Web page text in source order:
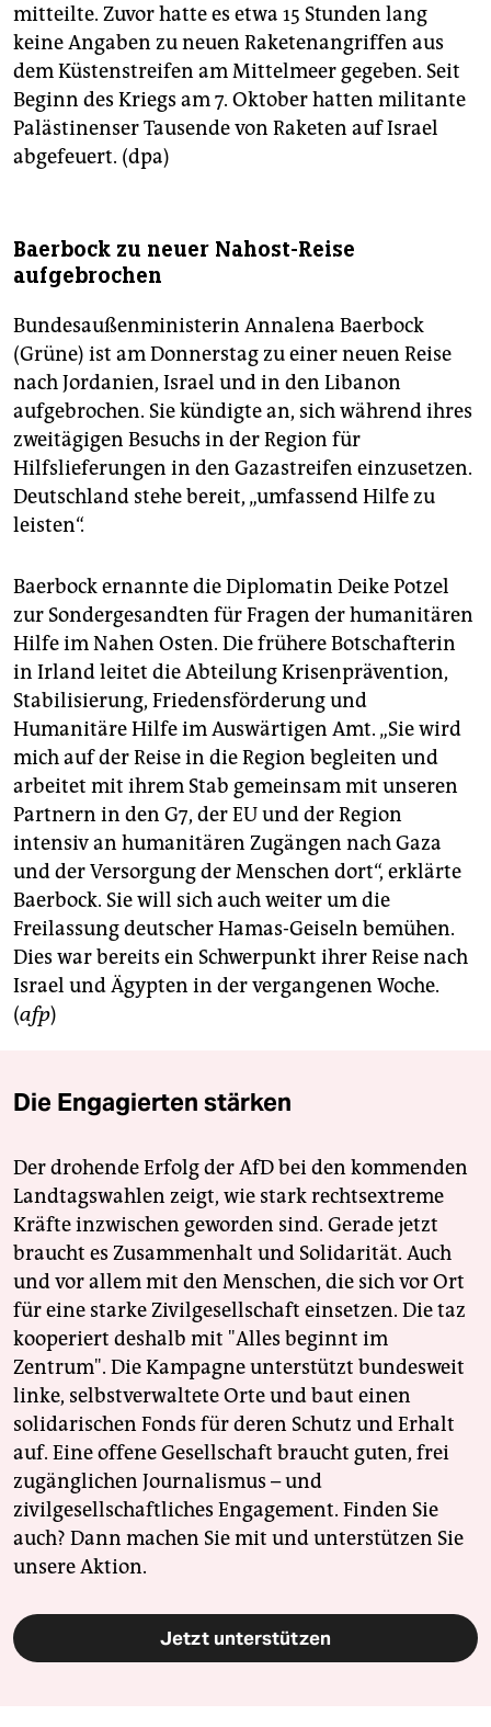
mitteilte. Zuvor hatte es etwa 15 Stunden lang
keine Angaben zu neuen Raketenangriffen aus
dem Küstenstreifen am Mittelmeer gegeben. Seit
Beginn des Kriegs am 7. Oktober hatten militante
Palästinenser Tausende von Raketen auf Israel
abgefeuert. (dpa)
Baerbock zu neuer Nahost-Reise
aufgebrochen
Bundesaußenministerin Annalena Baerbock
(Grüne) ist am Donnerstag zu einer neuen Reise
nach Jordanien, Israel und in den Libanon
aufgebrochen. Sie kündigte an, sich während ihres
zweitägigen Besuchs in der Region für
Hilfslieferungen in den Gazastreifen einzusetzen.
Deutschland stehe bereit, „umfassend Hilfe zu
leisten“.
Baerbock ernannte die Diplomatin Deike Potzel
zur Sondergesandten für Fragen der humanitären
Hilfe im Nahen Osten. Die frühere Botschafterin
in Irland leitet die Abteilung Krisenprävention,
Stabilisierung, Friedensförderung und
Humanitäre Hilfe im Auswärtigen Amt. „Sie wird
mich auf der Reise in die Region begleiten und
arbeitet mit ihrem Stab gemeinsam mit unseren
Partnern in den G7, der EU und der Region
intensiv an humanitären Zugängen nach Gaza
und der Versorgung der Menschen dort“, erklärte
Baerbock. Sie will sich auch weiter um die
Freilassung deutscher Hamas-Geiseln bemühen.
Dies war bereits ein Schwerpunkt ihrer Reise nach
Israel und Ägypten in der vergangenen Woche.
(afp)
Die Engagierten stärken
Der drohende Erfolg der AfD bei den kommenden
Landtagswahlen zeigt, wie stark rechtsextreme
Kräfte inzwischen geworden sind. Gerade jetzt
braucht es Zusammenhalt und Solidarität. Auch
und vor allem mit den Menschen, die sich vor Ort
für eine starke Zivilgesellschaft einsetzen. Die taz
kooperiert deshalb mit "Alles beginnt im
Zentrum". Die Kampagne unterstützt bundesweit
linke, selbstverwaltete Orte und baut einen
solidarischen Fonds für deren Schutz und Erhalt
auf. Eine offene Gesellschaft braucht guten, frei
zugänglichen Journalismus – und
zivilgesellschaftliches Engagement. Finden Sie
auch? Dann machen Sie mit und unterstützen Sie
unsere Aktion.
Jetzt unterstützen